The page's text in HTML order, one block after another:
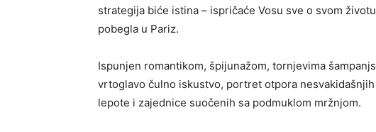
strategija biće istina – ispričaće Vosu sve o svom
pobegla u Pariz.
Ispunjen romantikom, špijunažom, tornjevima
vrtoglavo čulno iskustvo, portret otpora
lepote i zajednice suočenih sa podmuklom mržnjom.